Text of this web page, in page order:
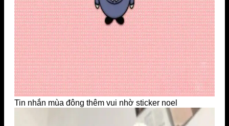
Tin nhắn mùa đông thêm vui nhờ sticker noel